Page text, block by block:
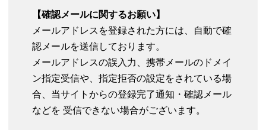
【確認メールに関するお願い】
メールアドレスを登録された方には、自動で確
認メールを送信しております。
メールアドレスの誤入力、携帯メールのドメイ
ン指定受信や、指定拒否の設定をされている場
合、当サイトからの登録完了通知・確認メール
などを 受信できない場合がございます。